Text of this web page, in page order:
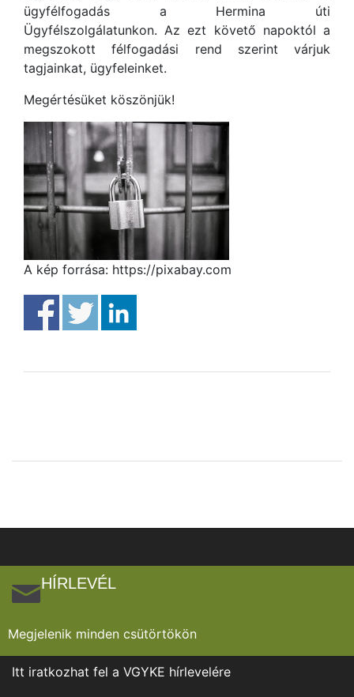
ügyfélfogadás a Hermina úti
Ügyfélszolgálatunkon. Az ezt követő napoktól a
megszokott félfogadási rend szerint várjuk
tagjainkat, ügyfeleinket.
Megértésüket köszönjük!
A kép forrása: https://pixabay.com
HÍRLEVÉL
Megjelenik minden csütörtökön
Itt iratkozhat fel a VGYKE hírlevelére